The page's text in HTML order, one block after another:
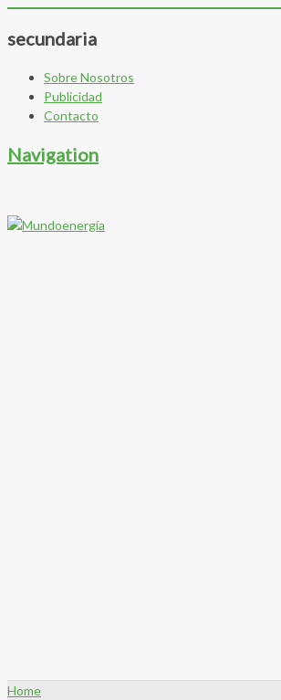
secundaria
Sobre Nosotros
Publicidad
Contacto
Navigation
Home